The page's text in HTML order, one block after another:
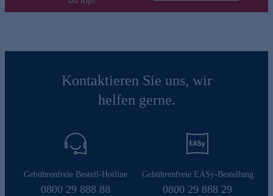
Kontaktieren Sie uns, wir
helfen gerne.
Gebührenfreie Bestell-Hotline
0800 29 888 88
Gebührenfreie EASy-Bestellung
0800 29 888 29